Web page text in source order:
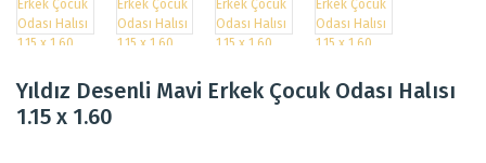
Yıldız Desenli Mavi Erkek Çocuk Odası Halısı
1.15 x 1.60